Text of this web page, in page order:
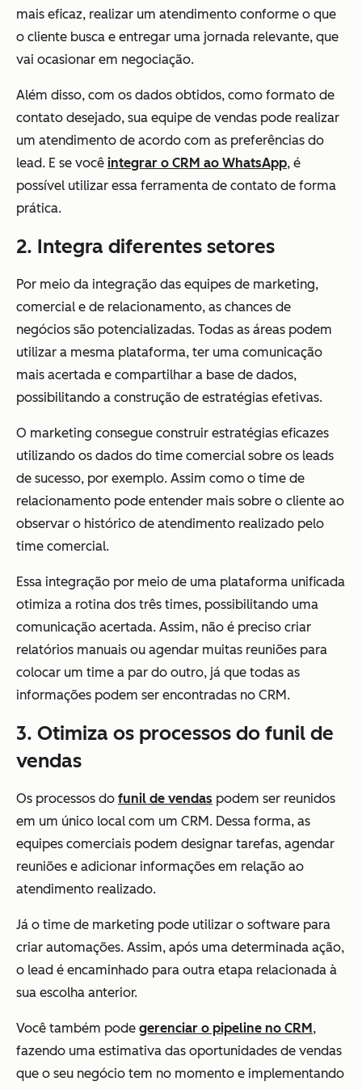
mais eficaz, realizar um atendimento conforme o que
o cliente busca e entregar uma jornada relevante, que
vai ocasionar em negociação.
Além disso, com os dados obtidos, como formato de
contato desejado, sua equipe de vendas pode realizar
um atendimento de acordo com as preferências do
lead. E se você integrar o CRM ao WhatsApp, é
possível utilizar essa ferramenta de contato de forma
prática.
2. Integra diferentes setores
Por meio da integração das equipes de marketing,
comercial e de relacionamento, as chances de
negócios são potencializadas. Todas as áreas podem
utilizar a mesma plataforma, ter uma comunicação
mais acertada e compartilhar a base de dados,
possibilitando a construção de estratégias efetivas.
O marketing consegue construir estratégias eficazes
utilizando os dados do time comercial sobre os leads
de sucesso, por exemplo. Assim como o time de
relacionamento pode entender mais sobre o cliente ao
observar o histórico de atendimento realizado pelo
time comercial.
Essa integração por meio de uma plataforma unificada
otimiza a rotina dos três times, possibilitando uma
comunicação acertada. Assim, não é preciso criar
relatórios manuais ou agendar muitas reuniões para
colocar um time a par do outro, já que todas as
informações podem ser encontradas no CRM.
3. Otimiza os processos do funil de
vendas
Os processos do funil de vendas podem ser reunidos
em um único local com um CRM. Dessa forma, as
equipes comerciais podem designar tarefas, agendar
reuniões e adicionar informações em relação ao
atendimento realizado.
Já o time de marketing pode utilizar o software para
criar automações. Assim, após uma determinada ação,
o lead é encaminhado para outra etapa relacionada à
sua escolha anterior.
Você também pode gerenciar o pipeline no CRM,
fazendo uma estimativa das oportunidades de vendas
que o seu negócio tem no momento e implementando